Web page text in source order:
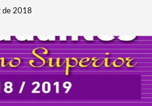
de 2018